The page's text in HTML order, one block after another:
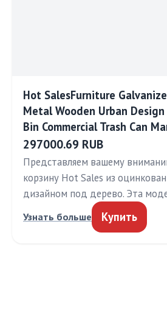
Hot SalesFurniture
Metal Wooden Urban
Bin Commercial Trash Can
297000.69 RUB
Представляем вашему
корзину Hot Sales из
дизайном под дерево. Эта
Узнать больше Купить